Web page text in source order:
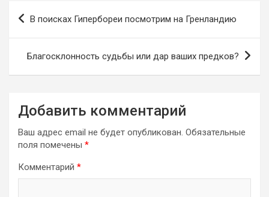
Навигация
В поисках Гипербореи посмотрим на Гренландию
Благосклонность судьбы или дар ваших предков?
Добавить комментарий
Ваш адрес email не будет опубликован. Обязательные
поля помечены *
Комментарий *